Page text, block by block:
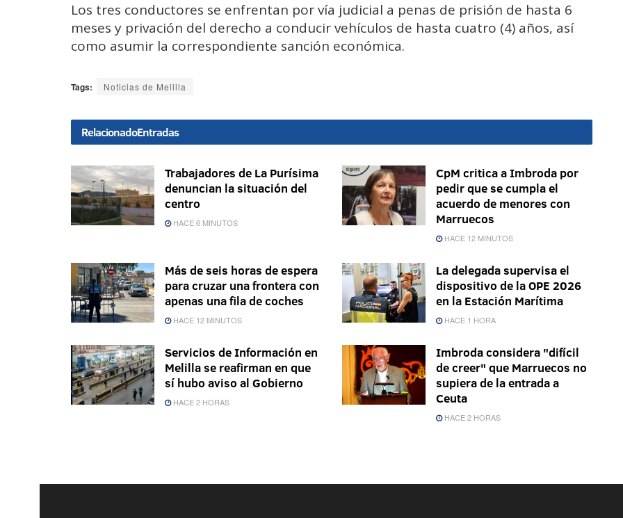
Los tres conductores se enfrentan por vía judicial a penas de prisión de hasta 6
meses y privación del derecho a conducir vehículos de hasta cuatro (4) años, así
como asumir la correspondiente sanción económica.
Tags: Noticias de Melilla
RelacionadoEntradas
Trabajadores de La Purísima
denuncian la situación del
centro
HACE 6 MINUTOS
CpM critica a Imbroda por
pedir que se cumpla el
acuerdo de menores con
Marruecos
HACE 12 MINUTOS
Más de seis horas de espera
para cruzar una frontera con
apenas una fila de coches
HACE 12 MINUTOS
La delegada supervisa el
dispositivo de la OPE 2026
en la Estación Marítima
HACE 1 HORA
Servicios de Información en
Melilla se reafirman en que
sí hubo aviso al Gobierno
HACE 2 HORAS
Imbroda considera "difícil
de creer" que Marruecos no
supiera de la entrada a
Ceuta
HACE 2 HORAS